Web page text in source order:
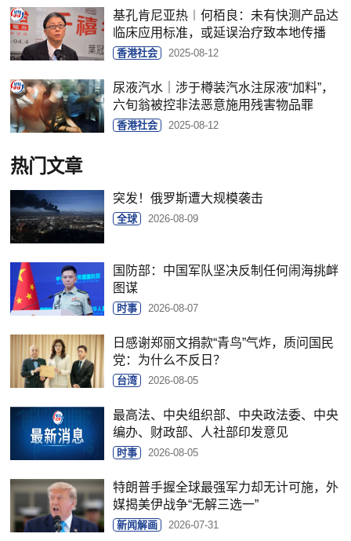
基孔肯尼亚热︱何栢良：未有快测产品达
临床应用标准，或延误治疗致本地传播
香港社会 2025-08-12
尿液汽水｜涉于樽装汽水注尿液“加料”，
六旬翁被控非法恶意施用残害物品罪
香港社会 2025-08-12
热门文章
突发！俄罗斯遭大规模袭击
全球 2026-08-09
国防部：中国军队坚决反制任何闹海挑衅
图谋
时事 2026-08-07
日感谢郑丽文捐款“青鸟”气炸，质问国民
党：为什么不反日？
台湾 2026-08-05
最高法、中央组织部、中央政法委、中央
编办、财政部、人社部印发意见
时事 2026-08-05
特朗普手握全球最强军力却无计可施，外
媒揭美伊战争“无解三选一”
新闻解画 2026-07-31